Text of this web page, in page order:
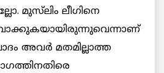
മുസ്‌ലിം ലീഗിനെ
അവര്‍ മതമില്ലാത്ത